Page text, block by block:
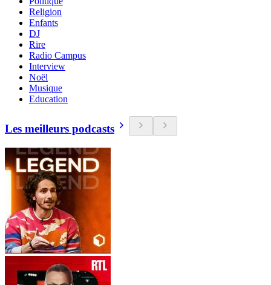
Religion
Enfants
DJ
Rire
Radio Campus
Interview
Noël
Musique
Education
Les meilleurs podcasts